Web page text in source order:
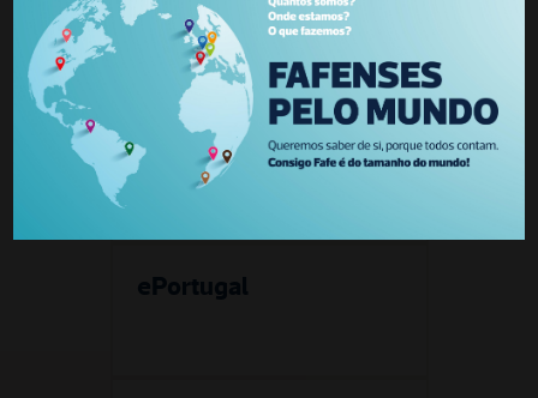
Informações Úteis
Transparência
Municipal
ePortugal